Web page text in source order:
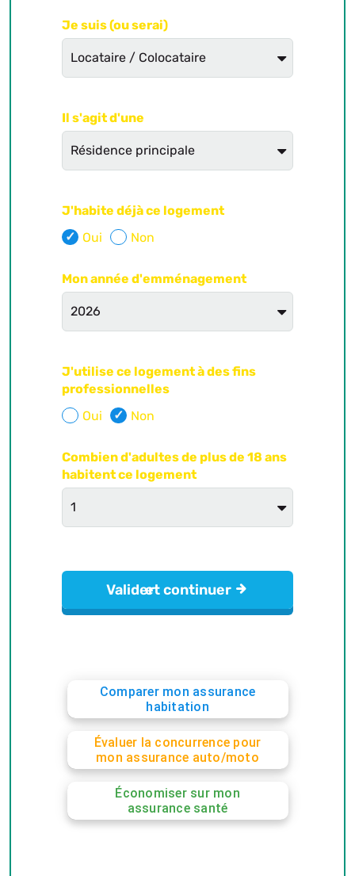
Comparer mon assurance
habitation
Évaluer la concurrence pour
mon assurance auto/moto
Économiser sur mon
assurance santé